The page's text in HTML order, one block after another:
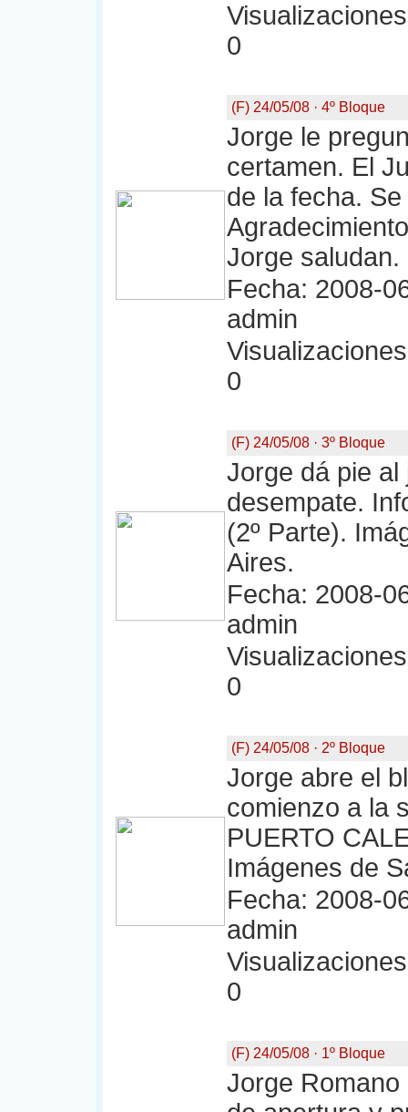
0
(F) 24/05/08 · 4º Bloque
Jorge le
certamen. El
de la fecha.
Jorge
Fecha: 2008-
admin
0
(F) 24/05/08 · 3º Bloque
Jorge dá pie
desempate.
(2º Parte).
Aires.
Fecha: 2008-
admin
0
(F) 24/05/08 · 2º Bloque
Jorge abre el
comienzo a la
PUERTO
Imágenes de
Fecha: 2008-
admin
0
(F) 24/05/08 · 1º Bloque
Jorge